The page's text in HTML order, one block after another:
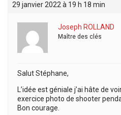
29 janvier 2022 à 19 h 18 min
Joseph ROLLAND
Maître des clés
Salut Stéphane,
L’idée est géniale j’ai hâte de
exercice photo de shooter
Bon courage.